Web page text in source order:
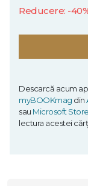
Reducere: -
Descarcă acum
myBOOKmag din
sau Microsoft Store
lectura acestei